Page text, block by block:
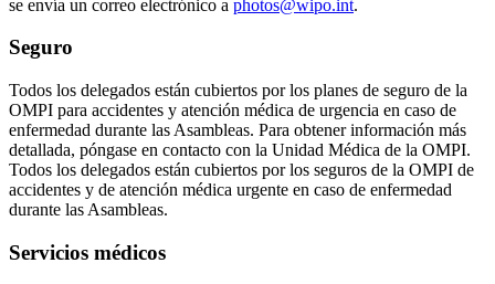
se envía un correo electrónico a photos@wipo.int.​​​​​
Seguro
Todos los delegados están cubiertos por los planes de seguro de la
OMPI para accidentes y atención médica de urgencia en caso de
enfermedad durante las Asambleas. Para obtener información más
detallada, póngase en contacto con la Unidad Médica de la OMPI.
Todos los delegados están cubiertos por los seguros de la OMPI de
accidentes y de atención médica urgente en caso de enfermedad
durante las Asambleas.
Servicios médicos